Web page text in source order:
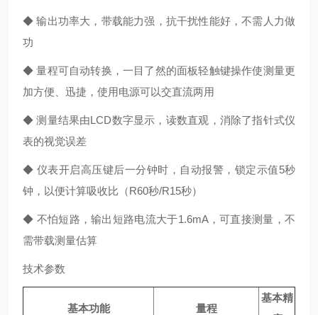
◆ 输出功率大，带载能力强，抗干扰性能好，不需人力做
功
◆ 量程可自动转换，一目了然的面板轻触键操作使测量更
加方便、迅捷，使用电源可以交直流两用
◆ 测量结果由LCD数字显示，读数直观，消除了指针式仪
表的视觉误差
◆ 仪表开启高压键后一分钟时，自动报警，锁定示值5秒
钟，以便计算吸收比（R60秒/R15秒）
◆ 不怕短路，输出短路电流大于1.6mA，可直接测量，不
需带载测量估算
技术参数
基本功能 量程
基本精